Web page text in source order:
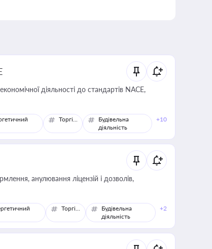
діяльності до стандартів NACE,
Торгівля
Будівельна
діяльність
+10
анулювання ліцензій і дозволів,
Торгівля
Будівельна
діяльність
+2